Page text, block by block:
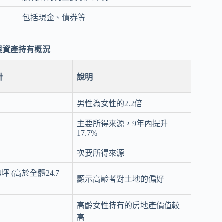
包括現金、債券等
資產持有概況
說明
男性為女性的2.2倍
主要所得來源，9年內提升
17.7%
次要所得來源
坪 (高於全體24.7
顯示高齡者對土地的偏好
高齡女性持有的房地產價值較
高